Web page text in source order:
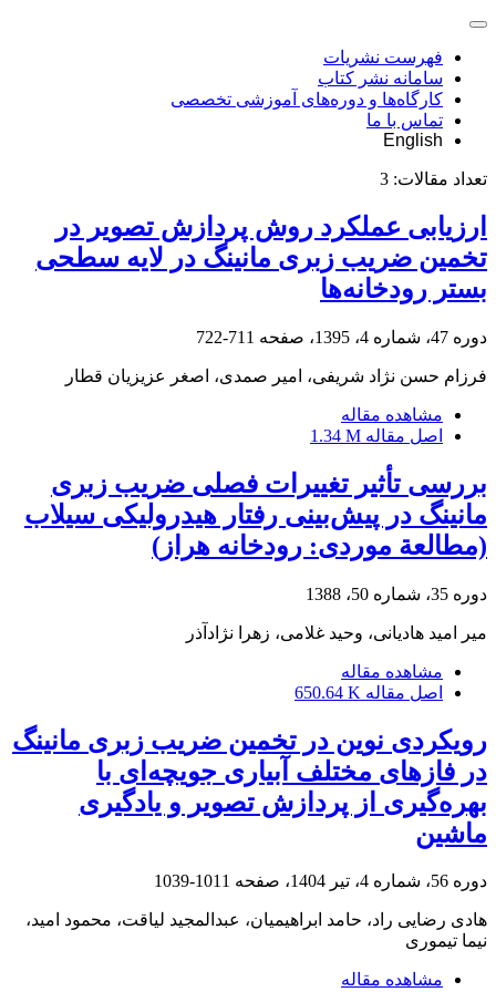
فهرست نشریات
سامانه نشر کتاب
کارگاه‌ها و دوره‌های آموزشی تخصصی
تماس با ما
English
تعداد مقالات: 3
ارزیابی عملکرد روش پردازش تصویر در
تخمین ضریب زبری مانینگ در لایه سطحی
بستر رودخانه‌ها
دوره 47، شماره 4، 1395، صفحه 711-722
فرزام حسن نژاد شریفی، امیر صمدی، اصغر عزیزیان قطار
مشاهده مقاله
اصل مقاله 1.34 M
بررسی تأثیر تغییرات فصلی ضریب زبری
مانینگ در پیش‌بینی رفتار هیدرولیکی سیلاب
(مطالعة موردی: رودخانه هراز)
دوره 35، شماره 50، 1388
میر امید هادیانی، وحید غلامی، زهرا نژادآذر
مشاهده مقاله
اصل مقاله 650.64 K
رویکردی نوین در تخمین ضریب زبری مانینگ
در فازهای مختلف آبیاری جویچه‌ای با
بهره‌گیری از پردازش تصویر و یادگیری
ماشین
دوره 56، شماره 4، تیر 1404، صفحه 1011-1039
هادی رضایی راد، حامد ابراهیمیان، عبدالمجید لیاقت، محمود امید،
نیما تیموری
مشاهده مقاله